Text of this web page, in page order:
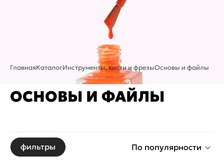
ГлавнаяКаталогИнструменты, кисти и фрезыОсновы и файлы
ОСНОВЫ И ФАЙЛЫ
фильтры По популярности